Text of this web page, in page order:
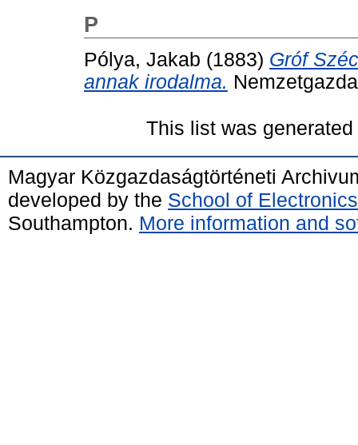
P
Pólya, Jakab (1883) Gróf
annak irodalma.
This list was
Magyar Közgazdaságtörténeti
developed by the School of
Southampton. More information and